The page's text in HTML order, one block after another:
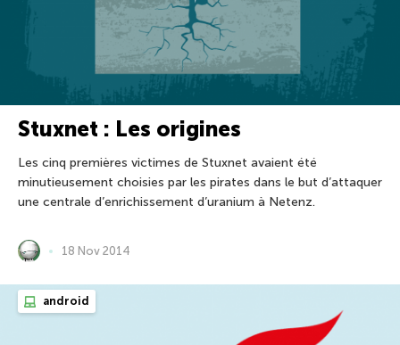
Stuxnet : Les origines
Les cinq premières victimes de Stuxnet avaient été
minutieusement choisies par les pirates dans le but d’attaquer
une centrale d’enrichissement d’uranium à Netenz.
18 Nov 2014
android